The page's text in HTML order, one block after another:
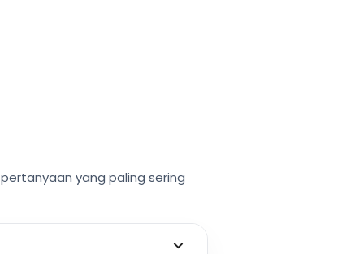
yang paling sering